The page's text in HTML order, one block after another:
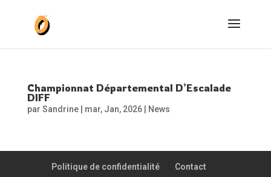
Championnat Départemental D’Escalade
DIFF
par Sandrine| mar, Jan, 2026| News
Politique de confidentialité Contact